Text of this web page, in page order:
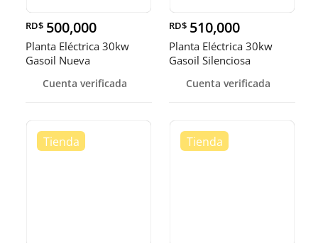
RD$ 500,000
Planta Eléctrica 30kw
Gasoil Nueva
Cuenta verificada
RD$ 510,000
Planta Eléctrica 30kw
Gasoil Silenciosa
Cuenta verificada